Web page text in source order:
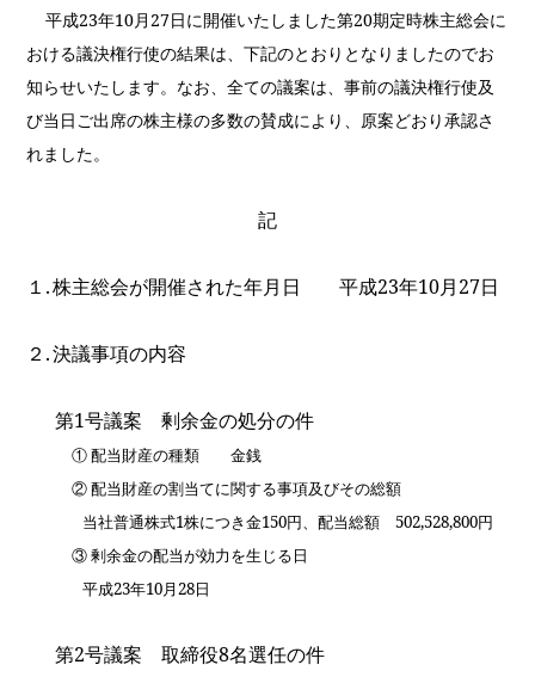
平成23年10月27日に開催いたしました第20期定時株主総会に
おける議決権行使の結果は、下記のとおりとなりましたのでお
知らせいたします。なお、全ての議案は、事前の議決権行使及
び当日ご出席の株主様の多数の賛成により、原案どおり承認さ
れました。
記
１.株主総会が開催された年月日 平成23年10月27日
２.決議事項の内容
第1号議案 剰余金の処分の件
① 配当財産の種類 金銭
② 配当財産の割当てに関する事項及びその総額
当社普通株式1株につき金150円、配当総額502,528,800円
③ 剰余金の配当が効力を生じる日
平成23年10月28日
第2号議案 取締役8名選任の件